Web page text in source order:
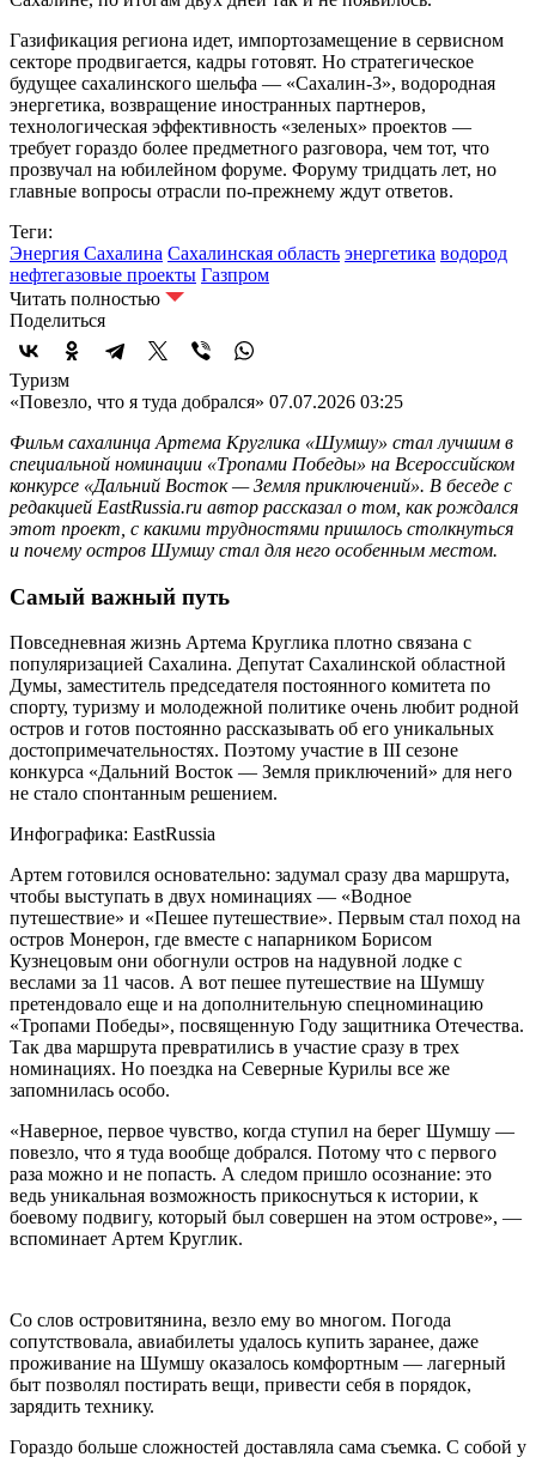
Газификация региона идет, импортозамещение в сервисном
секторе продвигается, кадры готовят. Но стратегическое
будущее сахалинского шельфа — «Сахалин-3», водородная
энергетика, возвращение иностранных партнеров,
технологическая эффективность «зеленых» проектов —
требует гораздо более предметного разговора, чем тот, что
прозвучал на юбилейном форуме. Форуму тридцать лет, но
главные вопросы отрасли по-прежнему ждут ответов.
Теги:
Энергия Сахалина Сахалинская область энергетика водород
нефтегазовые проекты Газпром
Читать полностью
Поделиться
Туризм
«Повезло, что я туда добрался» 07.07.2026 03:25
Фильм сахалинца Артема Круглика «Шумшу» стал лучшим в
специальной номинации «Тропами Победы» на Всероссийском
конкурсе «Дальний Восток — Земля приключений». В беседе с
редакцией EastRussia.ru автор рассказал о том, как рождался
этот проект, с какими трудностями пришлось столкнуться
и почему остров Шумшу стал для него особенным местом.
Самый важный путь
Повседневная жизнь Артема Круглика плотно связана с
популяризацией Сахалина. Депутат Сахалинской областной
Думы, заместитель председателя постоянного комитета по
спорту, туризму и молодежной политике очень любит родной
остров и готов постоянно рассказывать об его уникальных
достопримечательностях. Поэтому участие в III сезоне
конкурса «Дальний Восток — Земля приключений» для него
не стало спонтанным решением.
Инфографика: EastRussia
Артем готовился основательно: задумал сразу два маршрута,
чтобы выступать в двух номинациях — «Водное
путешествие» и «Пешее путешествие». Первым стал поход на
остров Монерон, где вместе с напарником Борисом
Кузнецовым они обогнули остров на надувной лодке с
веслами за 11 часов. А вот пешее путешествие на Шумшу
претендовало еще и на дополнительную спецноминацию
«Тропами Победы», посвященную Году защитника Отечества.
Так два маршрута превратились в участие сразу в трех
номинациях. Но поездка на Северные Курилы все же
запомнилась особо.
«Наверное, первое чувство, когда ступил на берег Шумшу —
повезло, что я туда вообще добрался. Потому что с первого
раза можно и не попасть. А следом пришло осознание: это
ведь уникальная возможность прикоснуться к истории, к
боевому подвигу, который был совершен на этом острове», —
вспоминает Артем Круглик.
Со слов островитянина, везло ему во многом. Погода
сопутствовала, авиабилеты удалось купить заранее, даже
проживание на Шумшу оказалось комфортным — лагерный
быт позволял постирать вещи, привести себя в порядок,
зарядить технику.
Гораздо больше сложностей доставляла сама съемка. С собой у